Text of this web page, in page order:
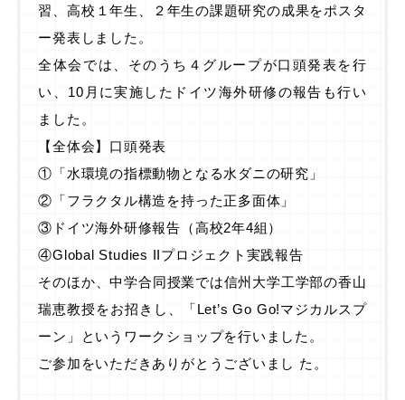
習、高校１年生、２年生の課題研究の成果をポスタ
ー発表しました。
全体会では、そのうち４グループが口頭発表を行
い、10月に実施したドイツ海外研修の報告も行い
ました。
【全体会】口頭発表
①「水環境の指標動物となる水ダニの研究」
②「フラクタル構造を持った正多面体」
③ドイツ海外研修報告（高校2年4組）
④Global Studies IIプロジェクト実践報告
そのほか、中学合同授業では信州大学工学部の香山
瑞恵教授をお招きし、「Let’s Go Go!マジカルスプ
ーン」というワークショップを行いました。
ご参加をいただきありがとうございまし た。